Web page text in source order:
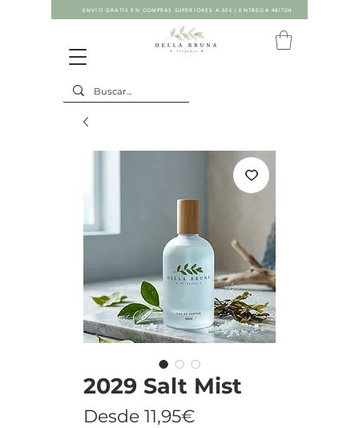
ENVÍO GRATIS EN COMPRAS SUPERIORES A 60€ | ENTREGA 48/72H
2029 Salt Mist
Desde 11,95€